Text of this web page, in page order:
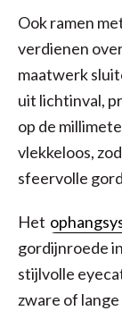
Ook ramen
verdienen
maatwerk
uit lichtinval,
op de
vlekkeloos,
sfeervolle
Het
gordijnroede
stijlvolle
zware of